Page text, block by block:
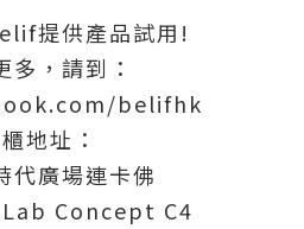
提供產品試用!
多，請到：
belifhk
地址：
代廣場連卡佛
Lab Concept C4